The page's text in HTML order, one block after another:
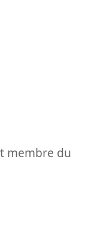
membre du